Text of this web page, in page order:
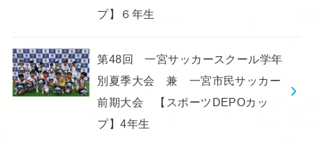
プ】６年生
第48回 一宮サッカースクール学年
別夏季大会 兼 一宮市民サッカー
前期大会 【スポーツDEPOカッ
プ】4年生